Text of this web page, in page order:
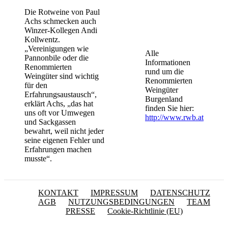
Die Rotweine von Paul
Achs schmecken auch
Winzer-Kollegen Andi
Kollwentz.
„Vereinigungen wie
Pannonbile oder die
Renommierten
Weingüter sind wichtig
für den
Erfahrungsaustausch“,
erklärt Achs, „das hat
uns oft vor Umwegen
und Sackgassen
bewahrt, weil nicht jeder
seine eigenen Fehler und
Erfahrungen machen
musste“.
Alle
Informationen
rund um die
Renommierten
Weingüter
Burgenland
finden Sie hier:
http://www.rwb.at
KONTAKT IMPRESSUM
DATENSCHUTZ
AGB
NUTZUNGSBEDINGUNGEN
TEAM
PRESSE
Cookie-Richtlinie (EU)